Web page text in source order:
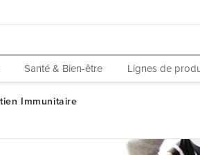
Santé & Bien-être Lignes de